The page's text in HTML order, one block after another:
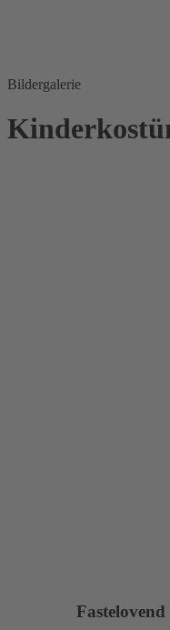
Bildergalerie